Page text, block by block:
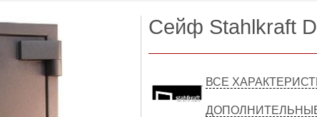
Сейф Stahlkraft
ВСЕ